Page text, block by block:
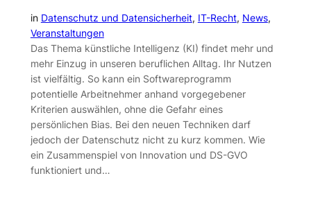
in Datenschutz und Datensicherheit, IT-Recht, News
Veranstaltungen
Das Thema künstliche Intelligenz (KI) findet mehr und
mehr Einzug in unseren beruflichen Alltag. Ihr Nutzen
ist vielfältig. So kann ein Softwareprogramm
potentielle Arbeitnehmer anhand vorgegebener
Kriterien auswählen, ohne die Gefahr eines
persönlichen Bias. Bei den neuen Techniken darf
jedoch der Datenschutz nicht zu kurz kommen. Wie
ein Zusammenspiel von Innovation und DS-GVO
funktioniert und…